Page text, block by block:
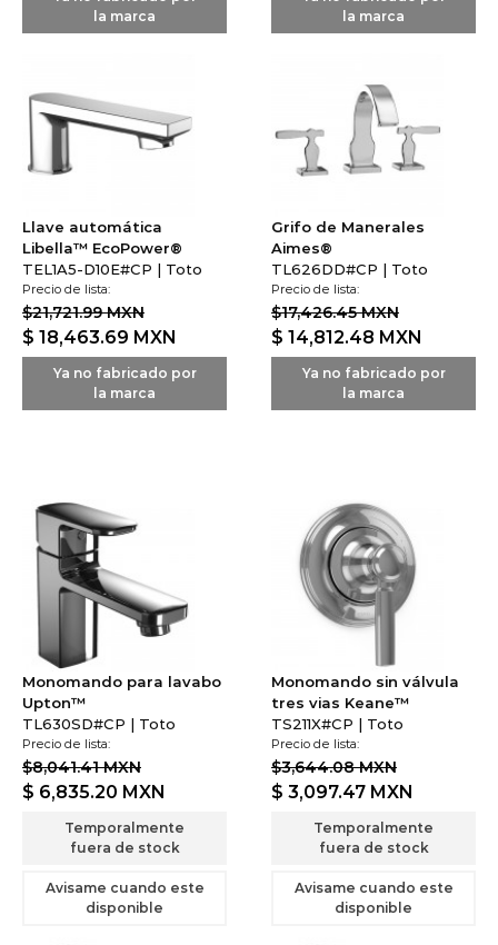
la marca
la marca
Llave automática
Libella™ EcoPower®
TEL1A5-D10E#CP | Toto
Precio de lista:
$21,721.99 MXN
$ 18,463.69 MXN
Ya no fabricado por
la marca
Grifo de Manerales
Aimes®
TL626DD#CP | Toto
Precio de lista:
$17,426.45 MXN
$ 14,812.48 MXN
Ya no fabricado por
la marca
Monomando para lavabo
Upton™
TL630SD#CP | Toto
Precio de lista:
$8,041.41 MXN
$ 6,835.20 MXN
Temporalmente
fuera de stock
Avisame cuando este
disponible
Monomando sin válvula
tres vias Keane™
TS211X#CP | Toto
Precio de lista:
$3,644.08 MXN
$ 3,097.47 MXN
Temporalmente
fuera de stock
Avisame cuando este
disponible